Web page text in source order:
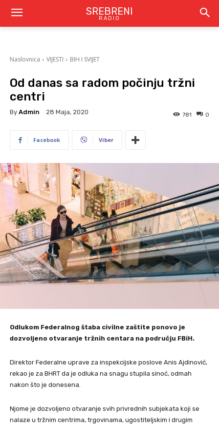
SREBRENI
RADIO
Naslovnica VIJESTI BIH I SVIJET
Od danas sa radom počinju tržni
centri
By Admin 28 Maja, 2020 0
781
Facebook Viber
Odlukom Federalnog štaba civilne zaštite ponovo je
dozvoljeno otvaranje tržnih centara na području FBiH.
Direktor Federalne uprave za inspekcijske poslove Anis Ajdinović,
rekao je za BHRT da je odluka na snagu stupila sinoć, odmah
nakon što je donesena.
Njome je dozvoljeno otvaranje svih privrednih subjekata koji se
nalaze u tržnim centrima, trgovinama, ugostiteljskim i drugim